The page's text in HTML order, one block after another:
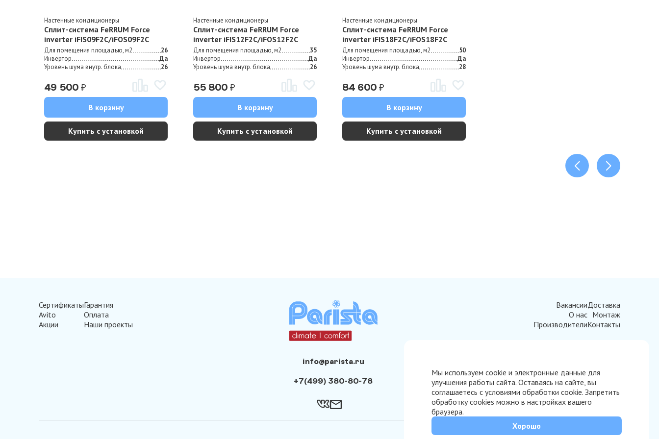
Настенные кондиционеры
Сплит-система FeRRUM Force
inverter iFIS09F2С/iFOS09F2С
Для помещения площадью, м2
26
Инвертор
Да
Уровень шума внутр. блока
26
49 500₽
В корзину
Купить с установкой
Настенные кондиционеры
Сплит-система FeRRUM Force
inverter iFIS12F2С/iFOS12F2С
Для помещения площадью, м2
35
Инвертор
Да
Уровень шума внутр. блока
26
55 800₽
В корзину
Купить с установкой
Настенные кондиционеры
Сплит-система FeRRUM Force
inverter iFIS18F2С/iFOS18F2С
Для помещения площадью, м2
50
Инвертор
Да
Уровень шума внутр. блока
28
84 600₽
В корзину
Купить с установкой
Сертификаты
Avito
Акции
Гарантия
Оплата
Наши проекты
info@parista.ru
+7(499) 380-80-78
Вакансии
О нас
Производители
Доставка
Монтаж
Контакты
Мы используем cookie и электронные данные для
улучшения работы сайта. Оставаясь на сайте, вы
соглашаетесь с условиями обработки cookie. Запретить
обработку cookies можно в настройках вашего
браузера.
Хорошо